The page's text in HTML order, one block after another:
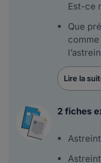
Est-ce
Que
Lire la
2 fiches